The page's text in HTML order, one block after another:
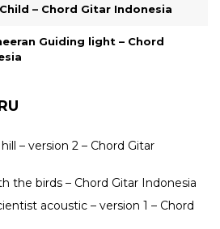
– Chord Gitar Indonesia
Guiding light – Chord
– version 2 – Chord Gitar
the birds – Chord Gitar Indonesia
acoustic – version 1 – Chord